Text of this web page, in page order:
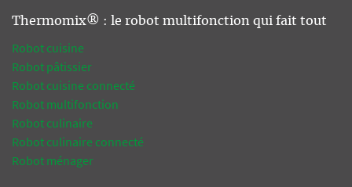
Thermomix® : le robot multifonction qui fait tout
Robot cuisine
Robot pâtissier
Robot cuisine connecté
Robot multifonction
Robot culinaire
Robot culinaire connecté
Robot ménager